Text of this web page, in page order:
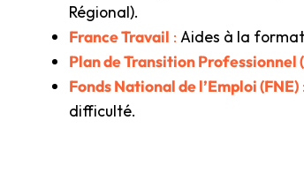
Régional).
France Travail : Aides à la
Plan de Transition Professionnel
Fonds National de l’Emploi (FNE):
difficulté.